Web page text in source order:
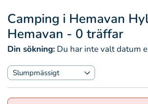
Camping i Hemavan
Hemavan - 0 träffar
Din sökning: Du har inte valt datum